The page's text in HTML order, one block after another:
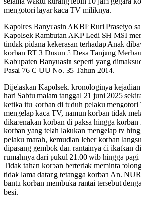
mengotori layar kaca TV miliknya.
Kapolres Banyuasin AKBP Ruri Prasetyo
Kapolsek Rambutan AKP Ledi SH MSI
tindak pidana kekerasan terhadap Anak
korban RT 3 Dusun 3 Desa Tanjung
Kabupaten Banyuasin seperti yang
Pasal 76 C UU No. 35 Tahun 2014.
Dijelaskan Kapolsek, kronologinya kejadian
hari Sabtu malam tanggal 21 juni 2025
ketika itu korban di tuduh pelaku mengotori
mengelap kaca TV, namun korban tidak
dikarenakan korban di paksa hingga korban
korban yang telah lakukan mengelap tv
pelaku marah, kemudian leher korban
dipasang gembok dan rantainya di ikatkan
rumahnya dari pukul 21.00 wib hingga
Tidak tahan korban berteriak meminta
tidak lama datang tetangga korban An.
bantu korban membuka rantai tersebut
besi.